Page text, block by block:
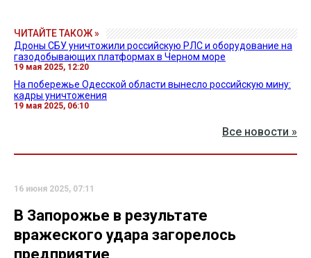
ЧИТАЙТЕ ТАКОЖ »
Дроны СБУ уничтожили российскую РЛС и оборудование на
газодобывающих платформах в Черном море
19 мая 2025, 12:20
На побережье Одесской области вынесло российскую мину:
кадры уничтожения
19 мая 2025, 06:10
Все новости »
16 июня 2025, 07:11
В Запорожье в результате
вражеского удара загорелось
предприятие